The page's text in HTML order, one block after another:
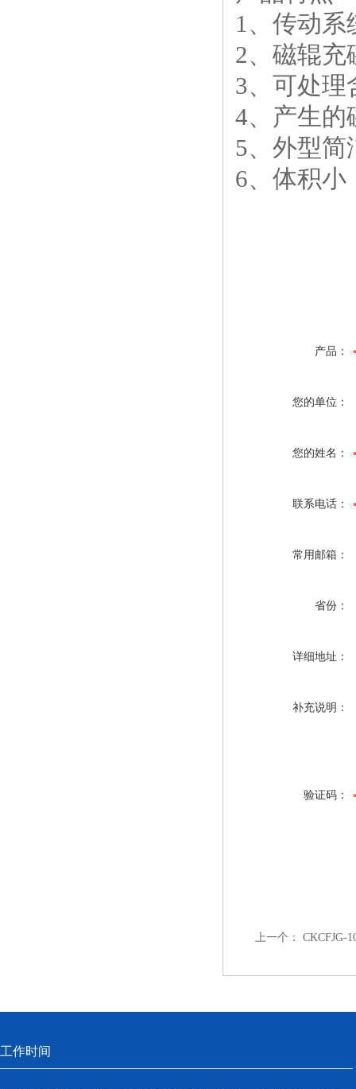
1、传动系
2、磁辊充
3、可处理
4、产生的
5、外型简
6、体积小
产品：
您的单位：
您的姓名：
联系电话：
常用邮箱：
省份：
详细地址：
补充说明：
验证码：
上一个： CKCFJG-
工作时间